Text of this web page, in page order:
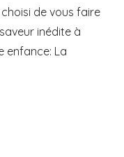
de vous faire
inédite à
enfance: La